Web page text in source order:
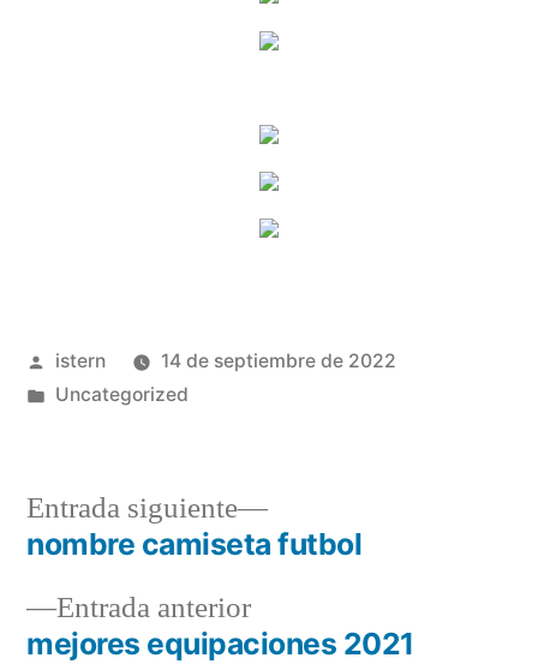
Publicado
por
istern
14 de septiembre de 2022
Publicado
Uncategorized
Navegación
deEntrada anteriorEntrada
anterior:
mejores equipaciones 2021
Entrada siguiente
Entrada
siguiente:
nombre camiseta futbol